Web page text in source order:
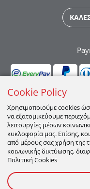
Cookie Policy
Χρησιμοποιούμε cookies
να εξατομικεύουμε
λειτουργίες μέσων
κυκλοφορία μας. Επίσης,
από μέρους σας χρήση της
κοινωνικής δικτύωσης,
Πολιτική Cookies